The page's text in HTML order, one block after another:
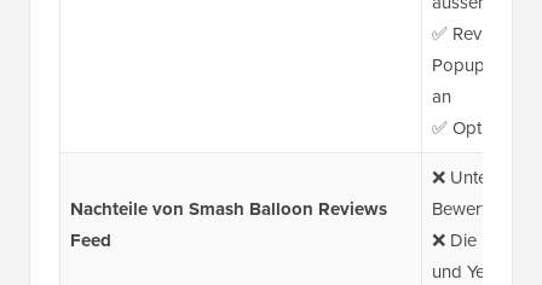
✅ Review
Popup-
an
✅ Optimiert
Nachteile von Smash Balloon Reviews
Feed
❌
❌ Die
und Yelp-